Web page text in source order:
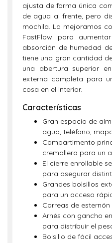
ajusta de forma única
de agua al frente, pero
mochila. La mejoramos
FastFlow para
absorción de humedad
tiene una gran cantidad
una abertura superior
externa completa para
cosa en el interior.
Características
Gran espacio de
agua, teléfono,
Compartimento
cremallera para un
El cierre enrollable
para asegurar
Grandes bolsillos
para un acceso
Correas de
Arnés con gancho
para distribuir el
Bolsillo de fácil